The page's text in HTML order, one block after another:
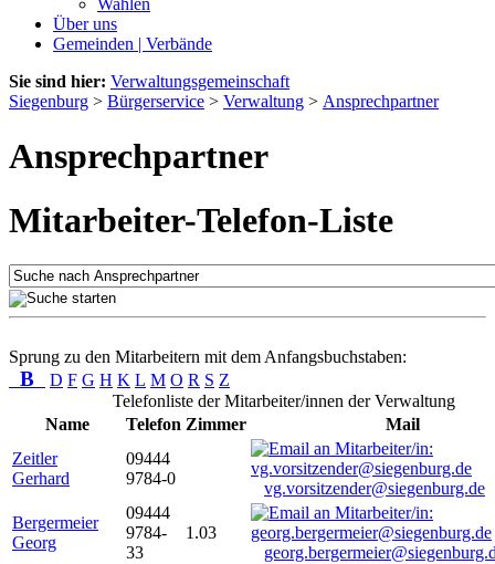
Wahlen
Über uns
Gemeinden | Verbände
Sie sind hier: Verwaltungsgemeinschaft
Siegenburg > Bürgerservice > Verwaltung > Ansprechpartner
Ansprechpartner
Mitarbeiter-Telefon-Liste
Sprung zu den Mitarbeitern mit dem Anfangsbuchstaben:
B D F G H K L M O R S Z
Telefonliste der Mitarbeiter/innen der Verwaltung
Name
Telefon Zimmer
Mail
Zeitler
Gerhard
09444
9784-0
vg.vorsitzender@siegenburg.de
Bergermeier
Georg
09444
9784-
33
1.03